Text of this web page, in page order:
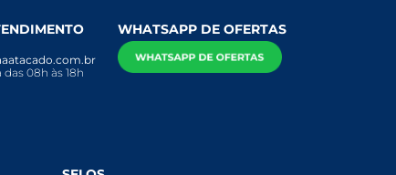
das 08h às 18h
WHATSAPP DE OFERTAS